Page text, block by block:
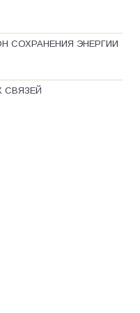
СОХРАНЕНИЯ ЭНЕРГИИ
СВЯЗЕЙ